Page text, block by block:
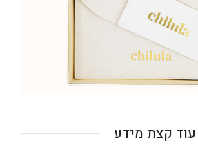
עוד קצת מידע